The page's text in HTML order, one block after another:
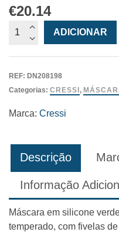
€20.14
Quantidade
ADICIONAR
REF: DN208198
Categorias: CRESSI ,
Marca: Cressi
Descrição
Informação
Máscara em silicone
temperado, com fivelas